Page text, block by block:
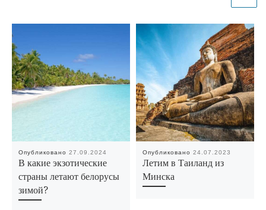
Опубликовано27.09.2024
В какие экзотические
страны летают белорусы
зимой?
Опубликовано24.07.2023
Летим в Таиланд из
Минска